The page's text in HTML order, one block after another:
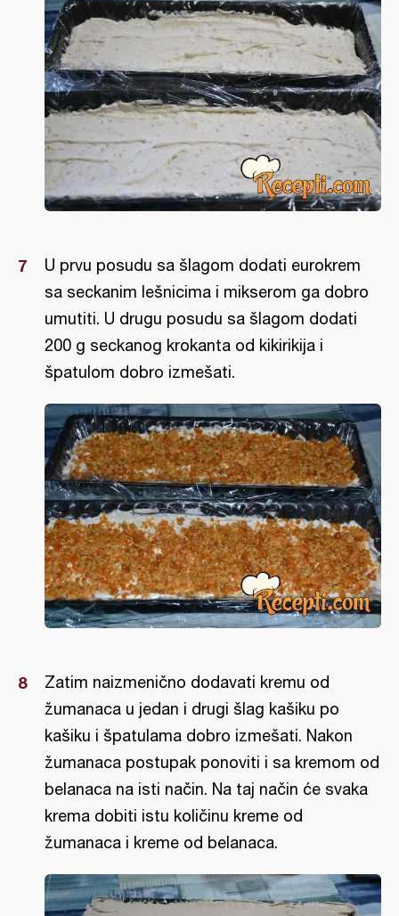
U prvu posudu sa šlagom dodati eurokrem
sa seckanim lešnicima i mikserom ga dobro
umutiti. U drugu posudu sa šlagom dodati
200 g seckanog krokanta od kikirikija i
špatulom dobro izmešati.
Zatim naizmenično dodavati kremu od
žumanaca u jedan i drugi šlag kašiku po
kašiku i špatulama dobro izmešati. Nakon
žumanaca postupak ponoviti i sa kremom od
belanaca na isti način. Na taj način će svaka
krema dobiti istu količinu kreme od
žumanaca i kreme od belanaca.